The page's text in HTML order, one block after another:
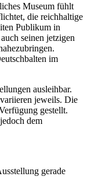
Museum fühlt
die reichhaltige
Publikum in
seinen jetzigen
im
ausleihbar.
jeweils. Die
gestellt.
dem
gerade